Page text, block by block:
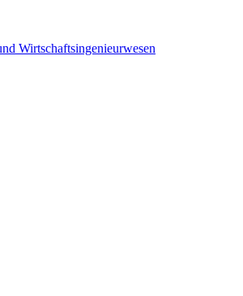
Wirtschaftsingenieurwesen